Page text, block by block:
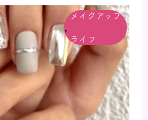
すおそれのある成分 まず、
含まれているどの成分にア
それがあるのかを説明しま
面のエナメルを守り強くし
持つ成分 •香味料 ･･･歯磨き
メイクアップ
,
ライフ